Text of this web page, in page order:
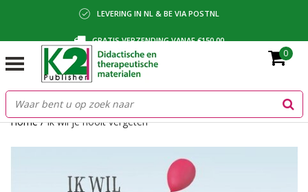
LEVERING IN NL & BE VIA POSTNL
GRATIS VERZENDING VANAF €150,00
BETALING VIA IDEAL, BANCONTACT OF FACTUUR
0
Home/Ik wil je nooit vergeten